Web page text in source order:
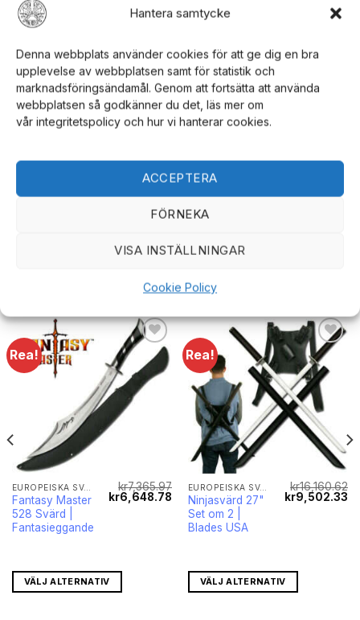
Hantera samtycke
Denna webbplats använder cookies för att ge dig en bra
upplevelse av webbplatsen samt för statistik och
marknadsföringsändamål. Genom att fortsätta att använda
webbplatsen så godkänner du det, läs mer om
vår integritetspolicy och hur vi hanterar cookies.
ACCEPTERA
FÖRNEKA
VISA INSTÄLLNINGAR
Cookie Policy
uppskattar unika och dekorativa föremål.
Bladet i rostfritt stål ger en hållbar
konstruktion, medan detaljerna i gjuten metall
ger en distinkt stil. Den medföljande slidan
skyddar bladet och kompletterar svärdets
design. Visa upp din unika smak med detta
fantasysvärd frånBlades USA . För fler
. Upptäck fler unika föremål på
RELATERADE PRODUKTER
Rea!
EUROPEISKA SVÄRD
Fantasy Master
528 Svärd |
Fantasieggande
kr7,365.97
Det
ursprungliga
kr6,648.78 Det
nuvarande
priset
VÄLJ ALTERNATIV
Rea!
EUROPEISKA SVÄRD
Ninjasvärd 27"
Set om 2 |
Blades USA
kr16,160.62
Det
ursprungliga
kr9,502.33
VÄLJ ALTERNATIV